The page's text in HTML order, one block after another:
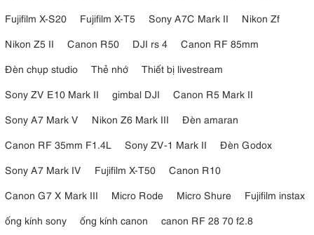
Fujifilm X-S20
Fujifilm X-T5 Sony A7C Mark II
Nikon Zf
Nikon Z5 II
Canon R50 DJI rs 4
Canon RF 85mm
Đèn chụp studio
Thẻ nhớ
Thiết bị livestream
Sony ZV E10 Mark II
gimbal DJI
Canon R5 Mark II
Sony A7 Mark V
Nikon Z6 Mark III
Đèn amaran
Canon RF 35mm F1.4L
Sony ZV-1 Mark II
Đèn Godox
Sony A7 Mark IV
Fujifilm X-T50
Canon R10
Canon G7 X Mark III
Micro Rode Micro Shure
Fujifilm instax
ống kính sony
ống kính canon
canon RF 28 70 f2.8